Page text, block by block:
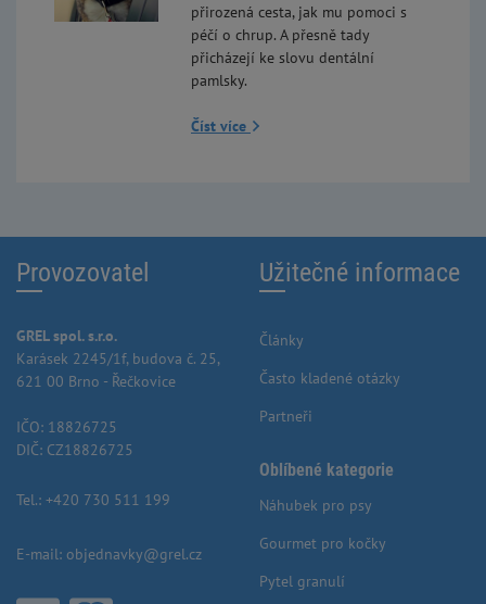
přirozená cesta, jak mu pomoci s
péčí o chrup. A přesně tady
přicházejí ke slovu dentální
pamlsky.
Číst více
Provozovatel
GREL spol. s.r.o.
Karásek 2245/1f, budova č. 25,
621 00 Brno - Řečkovice
IČO: 18826725
DIČ: CZ18826725
Tel.: +420 730 511 199
E-mail: objednavky@grel.cz
Užitečné informace
Články
Často kladené otázky
Partneři
Oblíbené kategorie
Náhubek pro psy
Gourmet pro kočky
Pytel granulí